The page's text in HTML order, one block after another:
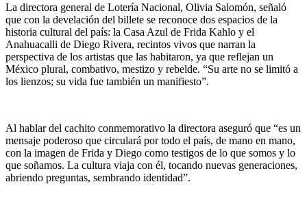
La directora general de Lotería Nacional, Olivia Salomón, señaló
que con la develación del billete se reconoce dos espacios de la
historia cultural del país: la Casa Azul de Frida Kahlo y el
Anahuacalli de Diego Rivera, recintos vivos que narran la
perspectiva de los artistas que las habitaron, ya que reflejan un
México plural, combativo, mestizo y rebelde. “Su arte no se limitó a
los lienzos; su vida fue también un manifiesto”.
Al hablar del cachito conmemorativo la directora aseguró que “es un
mensaje poderoso que circulará por todo el país, de mano en mano,
con la imagen de Frida y Diego como testigos de lo que somos y lo
que soñamos. La cultura viaja con él, tocando nuevas generaciones,
abriendo preguntas, sembrando identidad”.